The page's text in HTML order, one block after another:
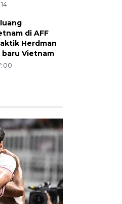
di AFF
Herdman
Vietnam